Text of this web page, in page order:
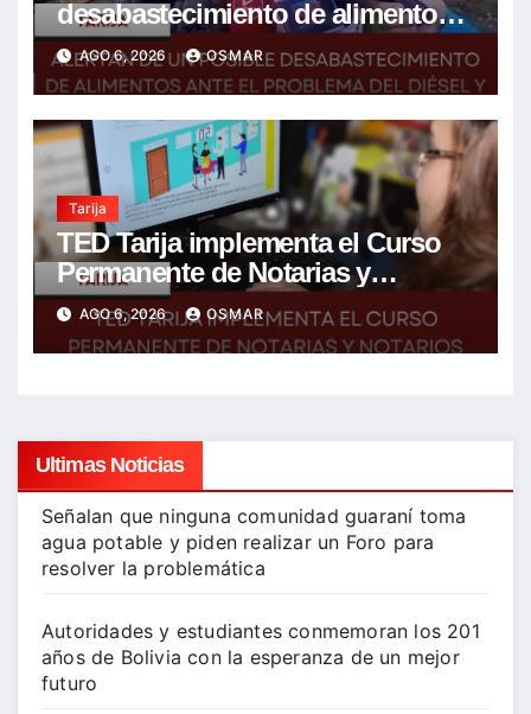
desabastecimiento de alimentos
ante el problema del diésel y el
encarecimiento de insumos
agrícolas
AGO 6, 2026 OSMAR
Tarija
TED Tarija implementa el Curso
Permanente de Notarias y
Notarios Electorales 2026
AGO 6, 2026 OSMAR
Ultimas Noticias
Señalan que ninguna comunidad guaraní toma
agua potable y piden realizar un Foro para
resolver la problemática
Autoridades y estudiantes conmemoran los 201
años de Bolivia con la esperanza de un mejor
futuro